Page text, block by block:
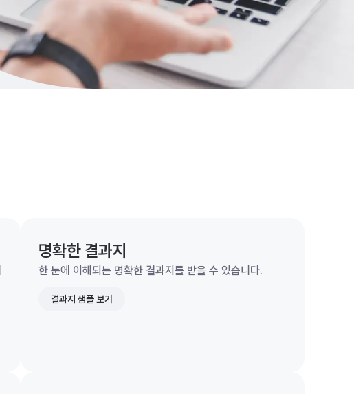
명확한 결과지
한 눈에 이해되는 명확한 결과지를 받을 수 있습니다.
결과지 샘플 보기